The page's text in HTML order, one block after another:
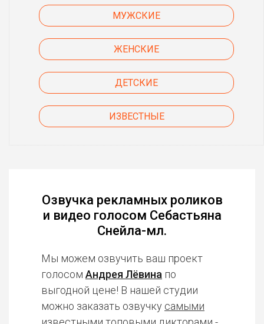
МУЖСКИЕ
ЖЕНСКИЕ
ДЕТСКИЕ
ИЗВЕСТНЫЕ
Озвучка рекламных роликов
и видео голосом Себастьяна
Снейла-мл.
Мы можем озвучить ваш проект
голосом Андрея Лёвина по
выгодной цене! В нашей студии
можно заказать озвучку самыми